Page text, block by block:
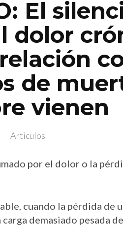
El
dolor
de
vienen
Articulos
por el dolor o la
cuando la pérdida de
demasiado pesada